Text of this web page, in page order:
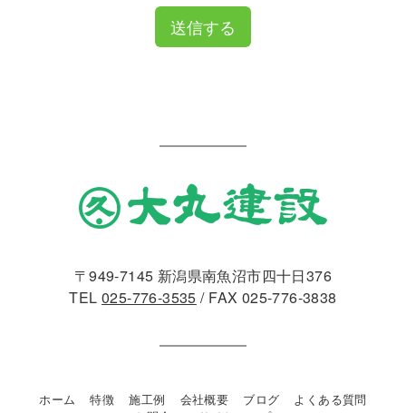
送信する
〒949-7145 新潟県南魚沼市四十日376
TEL025-776-3535 / FAX 025-776-3838
ホーム 特徴 施工例 会社概要 ブログ
よくある質問